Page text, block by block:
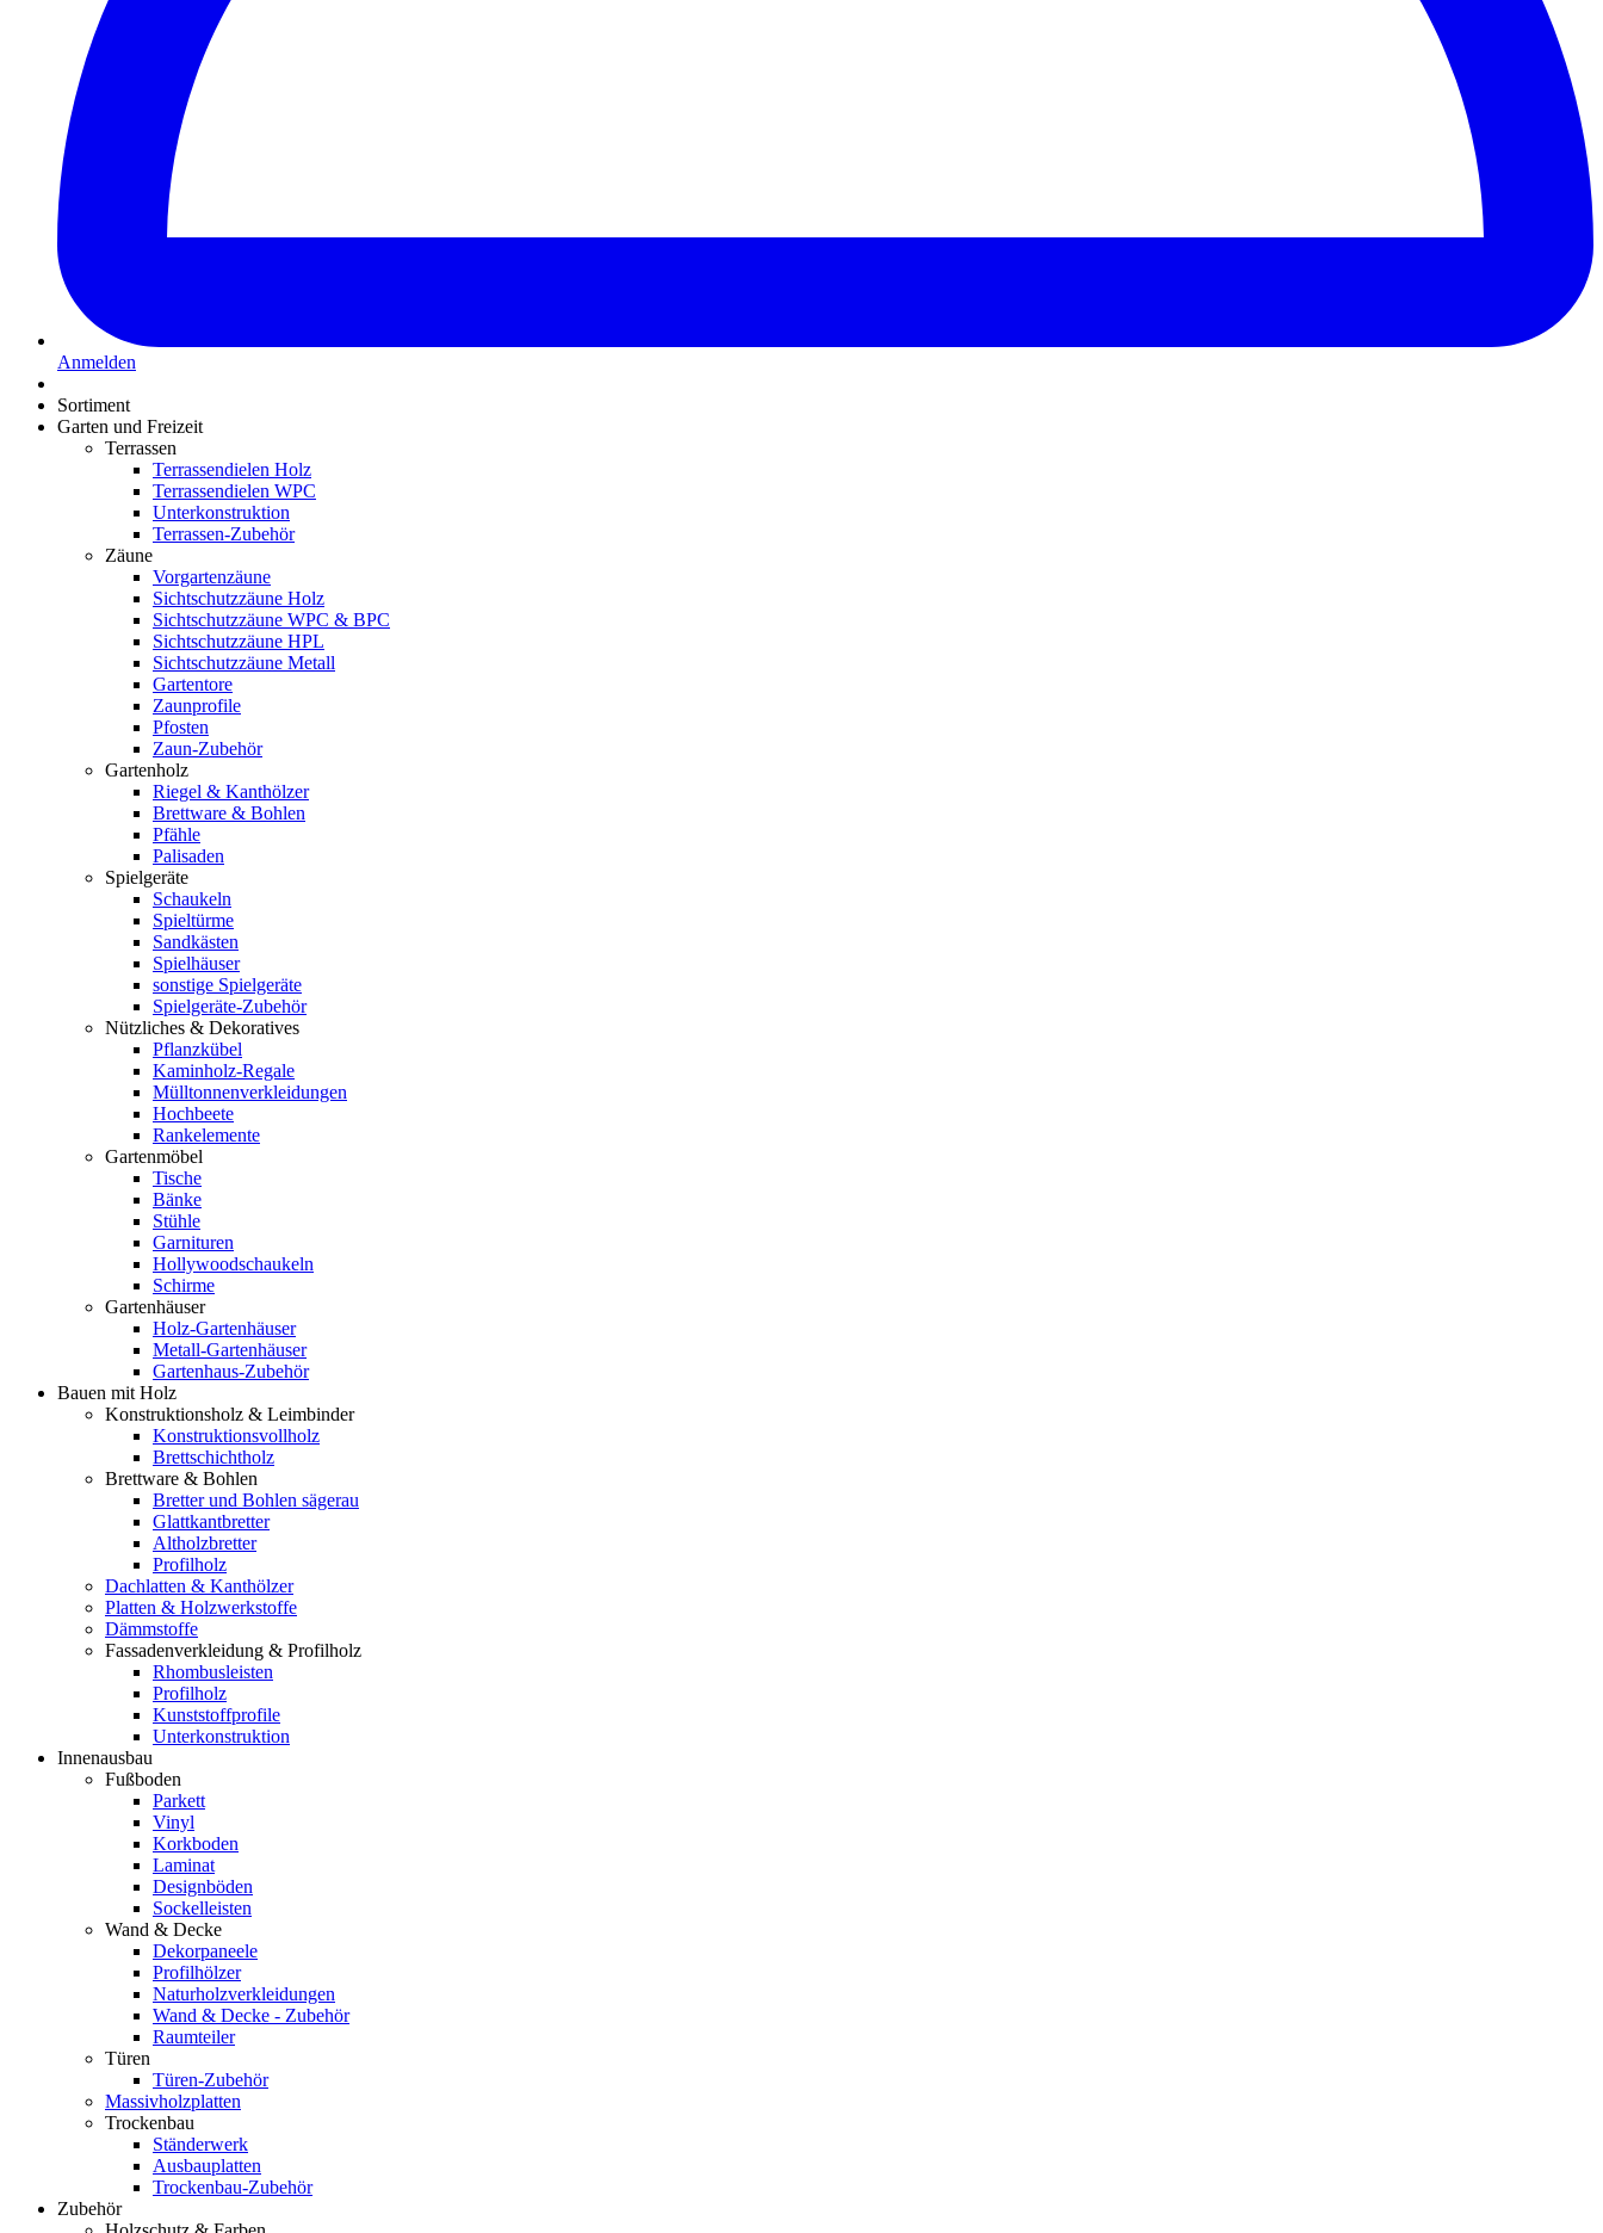
Anmelden
Sortiment
Garten und Freizeit
Terrassen
Terrassendielen Holz
Terrassendielen WPC
Unterkonstruktion
Terrassen-Zubehör
Zäune
Vorgartenzäune
Sichtschutzzäune Holz
Sichtschutzzäune WPC & BPC
Sichtschutzzäune HPL
Sichtschutzzäune Metall
Gartentore
Zaunprofile
Pfosten
Zaun-Zubehör
Gartenholz
Riegel & Kanthölzer
Brettware & Bohlen
Pfähle
Palisaden
Spielgeräte
Schaukeln
Spieltürme
Sandkästen
Spielhäuser
sonstige Spielgeräte
Spielgeräte-Zubehör
Nützliches & Dekoratives
Pflanzkübel
Kaminholz-Regale
Mülltonnenverkleidungen
Hochbeete
Rankelemente
Gartenmöbel
Tische
Bänke
Stühle
Garnituren
Hollywoodschaukeln
Schirme
Gartenhäuser
Holz-Gartenhäuser
Metall-Gartenhäuser
Gartenhaus-Zubehör
Bauen mit Holz
Konstruktionsholz & Leimbinder
Konstruktionsvollholz
Brettschichtholz
Brettware & Bohlen
Bretter und Bohlen sägerau
Glattkantbretter
Altholzbretter
Profilholz
Dachlatten & Kanthölzer
Platten & Holzwerkstoffe
Dämmstoffe
Fassadenverkleidung & Profilholz
Rhombusleisten
Profilholz
Kunststoffprofile
Unterkonstruktion
Innenausbau
Fußboden
Parkett
Vinyl
Korkboden
Laminat
Designböden
Sockelleisten
Wand & Decke
Dekorpaneele
Profilhölzer
Naturholzverkleidungen
Wand & Decke - Zubehör
Raumteiler
Türen
Türen-Zubehör
Massivholzplatten
Trockenbau
Ständerwerk
Ausbauplatten
Trockenbau-Zubehör
Zubehör